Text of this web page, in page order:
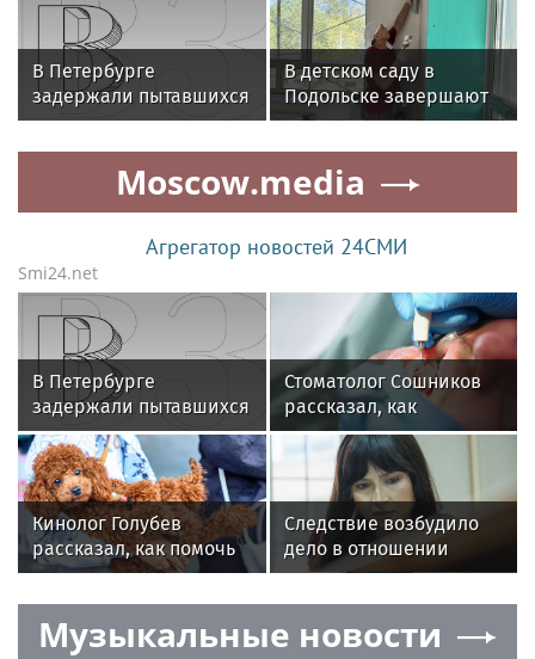
животных
В Петербурге
задержали пытавшихся
забраться на Смольный
собор подростков
В детском саду в
Подольске завершают
капитальный ремонт
Moscow.media
Агрегатор новостей 24СМИ
Smi24.net
В Петербурге
задержали пытавшихся
забраться на Смольный
собор подростков
Стоматолог Сошников
рассказал, как
депрессия влияет на
здоровье зубов
Кинолог Голубев
рассказал, как помочь
собаке привыкнуть к
новому дому
Следствие возбудило
дело в отношении
неизвестных лиц после
обыска у Лерчек
Музыкальные новости